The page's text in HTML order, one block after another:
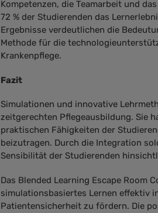
Kompetenzen, die Teamarbeit und
72 % der Studierenden das
Ergebnisse verdeutlichen die
Methode für die
Krankenpflege.
Fazit
Simulationen und innovative
zeitgerechten Pflegeausbildung. Sie
praktischen Fähigkeiten der
beizutragen. Durch die Integration
Sensibilität der Studierenden
Das Blended Learning Escape Room
simulationsbasiertes Lernen effektiv
Patientensicherheit zu fördern. Die